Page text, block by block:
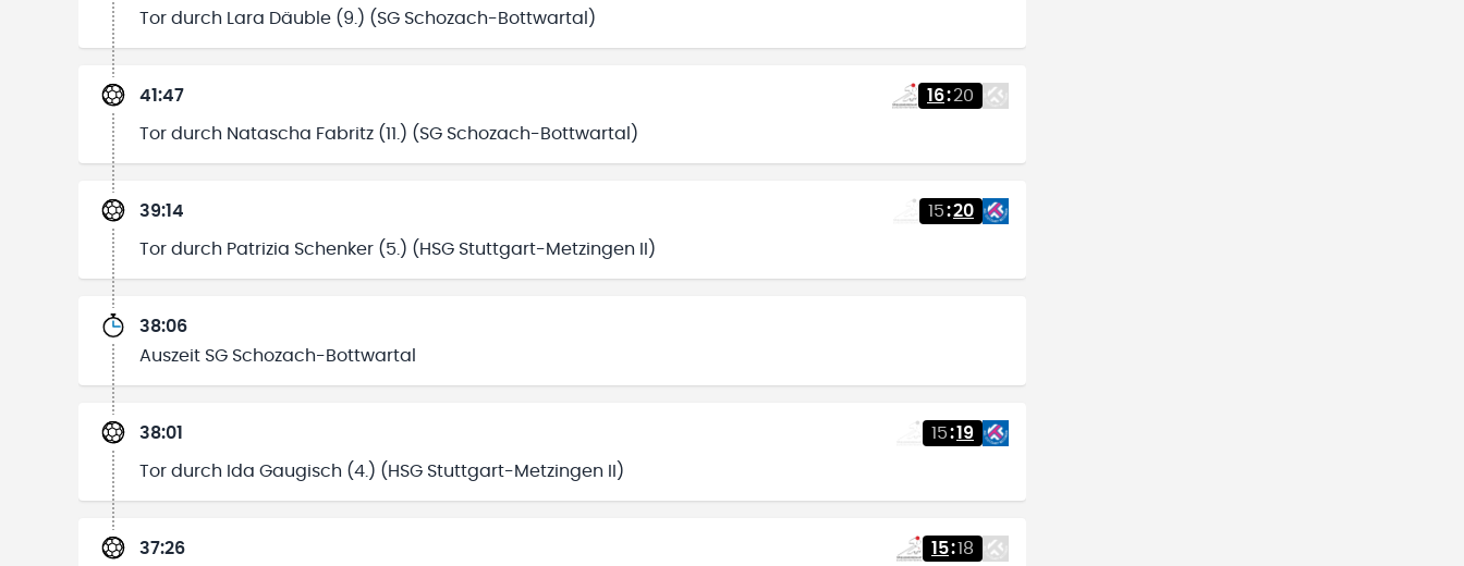
Tor durch Lara Däuble (9.) (SG Schozach-Bottwartal)
41:47 16:20
Tor durch Natascha Fabritz (11.) (SG Schozach-Bottwartal)
39:14 15:20
Tor durch Patrizia Schenker (5.) (HSG Stuttgart-Metzingen II)
38:06
Auszeit SG Schozach-Bottwartal
38:01 15:19
Tor durch Ida Gaugisch (4.) (HSG Stuttgart-Metzingen II)
37:26 15:18